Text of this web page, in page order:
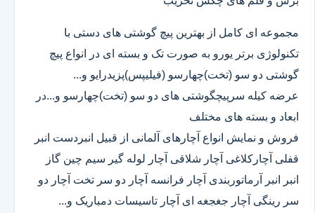
مجموعه ای کامل از بهترین پیچ گوشتی های دستی با
تکنولوژی برتر یورو به صورت تک و بسته ای در انواع پیچ
گوشتی دو سو (تخت)چهارسو (فیلیپس)پزیدرایو و...
عرضه کیله سرپیچگوشتی های دو سو (تخت)چهارسو و...در
ابعاد و بسته های مختلف
فروش و نمایش انواع آچارهای آلمانی از قبیل انبردست انبر
قفلی آچارکلاغی آچار شلاقی آچار لوله گیر سیم چین گاز
انبر انبر آرماتوربندی آچار فرانسه آچار دو سر تخت آچار دو
سر رینگی آچار جغجغه ای آچار تاسیسات دمباریک و...